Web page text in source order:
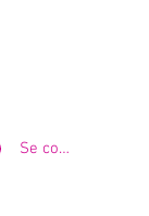
Se connecter